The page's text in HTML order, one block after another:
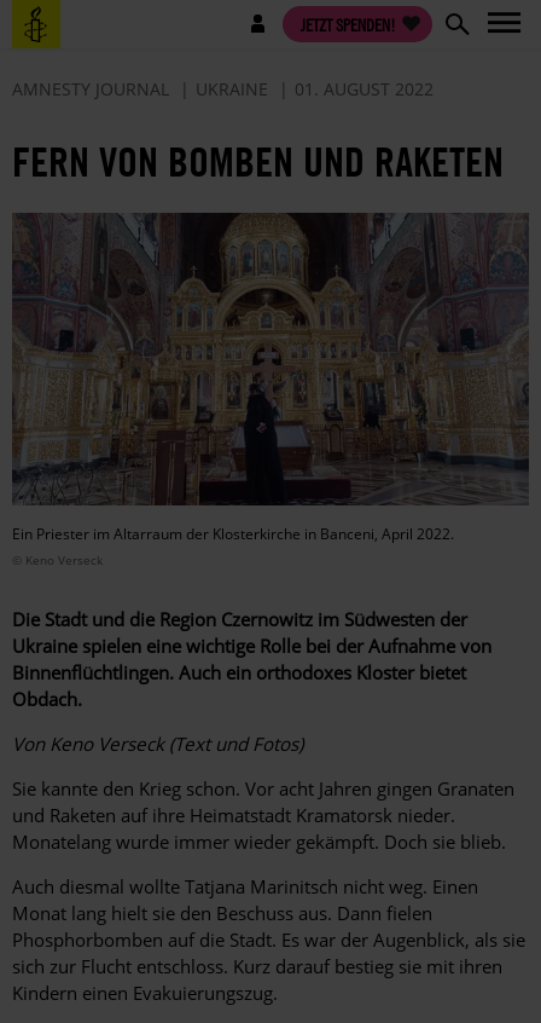
Direkt
zum
Benutzermenü JETZT SPENDEN!
AMNESTY JOURNAL UKRAINE 01. AUGUST 2022
FERN VON BOMBEN UND RAKETEN
Ein Priester im Altarraum der Klosterkirche in Banceni, April 2022.
© Keno Verseck
Die Stadt und die Region Czernowitz im Südwesten der
Ukraine spielen eine wichtige Rolle bei der Aufnahme von
Binnenflüchtlingen. Auch ein orthodoxes Kloster bietet
Obdach.
Von Keno Verseck (Text und Fotos)
Sie kannte den Krieg schon. Vor acht Jahren gingen Granaten
und Raketen auf ihre Heimatstadt Kramatorsk nieder.
Monatelang wurde immer wieder gekämpft. Doch sie blieb.
Auch diesmal wollte Tatjana Marinitsch nicht weg. Einen
Monat lang hielt sie den Beschuss aus. Dann fielen
Phosphorbomben auf die Stadt. Es war der ­Augenblick, als sie
sich zur Flucht entschloss. Kurz darauf bestieg sie mit ihren
Kindern einen Evakuierungszug.